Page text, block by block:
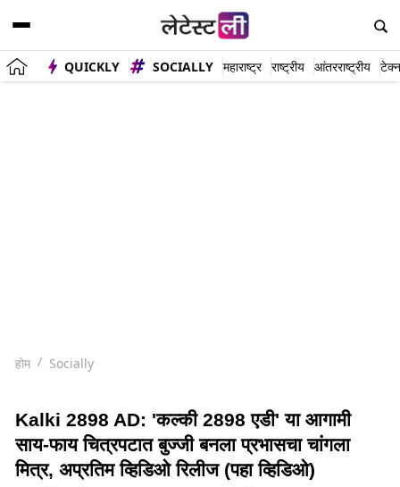
QUICKLY SOCIALLY महाराष्ट्र राष्ट्रीय आंतरराष्ट्रीय
होम Socially
Kalki 2898 AD: 'कल्की 2898 एडी' या आगामी
साय-फाय चित्रपटात बुज्जी बनला प्रभासचा चांगला
मित्र, अप्रतिम व्हिडिओ रिलीज (पहा व्हिडिओ)